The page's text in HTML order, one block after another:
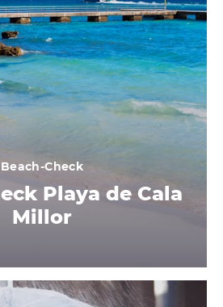
Beach-Check
Playa de Cala
Millor